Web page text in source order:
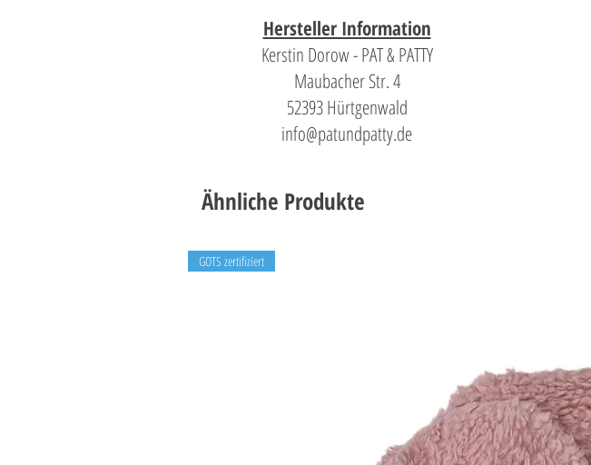
Hersteller Information
Kerstin Dorow - PAT & PATTY
Maubacher Str. 4
52393 Hürtgenwald
info@patundpatty.de
Ähnliche Produkte
GOTS zertifiziert